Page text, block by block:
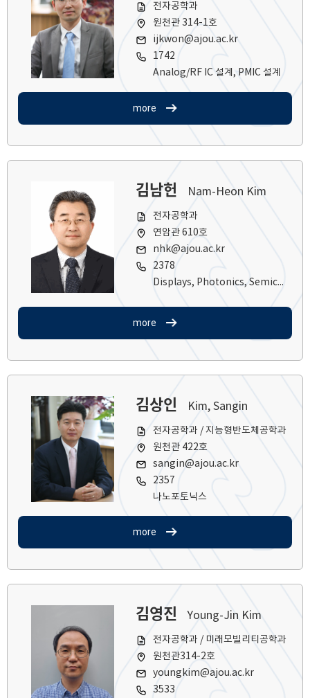
전자공학과
원천관 314-1호
ijkwon@ajou.ac.kr
1742
Analog/RF IC 설계, PMIC 설계
more
김남헌 Nam-Heon Kim
전자공학과
연암관 610호
nhk@ajou.ac.kr
2378
Displays, Photonics, Semiconductor Lasers, LEDs
more
김상인 Kim, Sangin
전자공학과 / 지능형반도체공학과
원천관 422호
sangin@ajou.ac.kr
2357
나노포토닉스
more
김영진 Young-Jin Kim
전자공학과 / 미래모빌리티공학과
원천관314-2호
youngkim@ajou.ac.kr
3533